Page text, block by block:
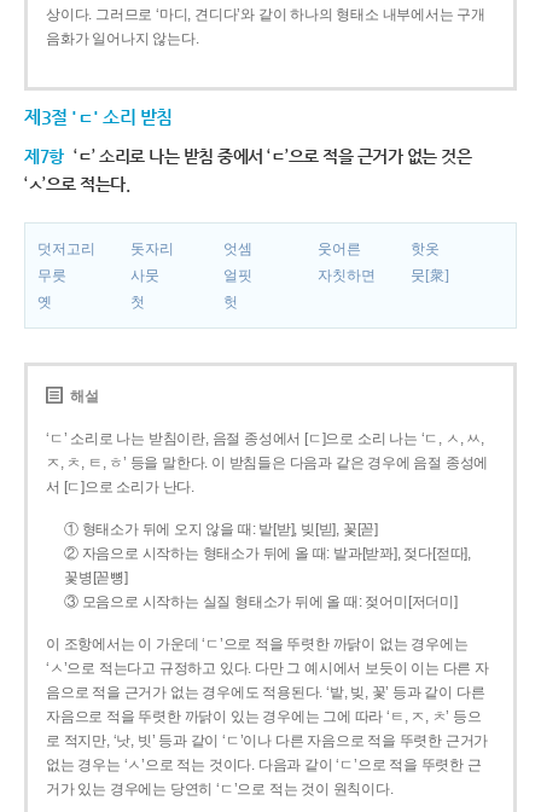
상이다. 그러므로 ‘마디, 견디다’와 같이 하나의 형태소 내부에서는 구개
음화가 일어나지 않는다.
제3절 'ㄷ' 소리 받침
제7항 ‘ㄷ’ 소리로 나는 받침 중에서 ‘ㄷ’으로 적을 근거가 없는 것은
‘ㅅ’으로 적는다.
덧저고리 돗자리 엇셈 웃어른
핫옷
무릇
사뭇 얼핏 자칫하면
뭇[衆]
옛
첫 헛
해설
‘ㄷ’ 소리로 나는 받침이란, 음절 종성에서 [ㄷ]으로 소리 나는 ‘ㄷ, ㅅ, ㅆ,
ㅈ, ㅊ, ㅌ, ㅎ’ 등을 말한다. 이 받침들은 다음과 같은 경우에 음절 종성에
서 [ㄷ]으로 소리가 난다.
① 형태소가 뒤에 오지 않을 때: 밭[받], 빚[빋], 꽃[꼳]
② 자음으로 시작하는 형태소가 뒤에 올 때: 밭과[받꽈], 젖다[젇따],
꽃병[꼳뼝]
③ 모음으로 시작하는 실질 형태소가 뒤에 올 때: 젖어미[저더미]
이 조항에서는 이 가운데 ‘ㄷ’으로 적을 뚜렷한 까닭이 없는 경우에는
‘ㅅ’으로 적는다고 규정하고 있다. 다만 그 예시에서 보듯이 이는 다른 자
음으로 적을 근거가 없는 경우에도 적용된다. ‘밭, 빚, 꽃’ 등과 같이 다른
자음으로 적을 뚜렷한 까닭이 있는 경우에는 그에 따라 ‘ㅌ, ㅈ, ㅊ’ 등으
로 적지만, ‘낫, 빗’ 등과 같이 ‘ㄷ’이나 다른 자음으로 적을 뚜렷한 근거가
없는 경우는 ‘ㅅ’으로 적는 것이다. 다음과 같이 ‘ㄷ’으로 적을 뚜렷한 근
거가 있는 경우에는 당연히 ‘ㄷ’으로 적는 것이 원칙이다.